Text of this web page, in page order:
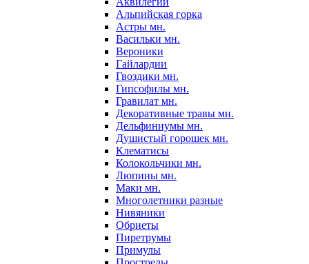
Альпийская горка
Астры мн.
Васильки мн.
Вероники
Гайлардии
Гвоздики мн.
Гипсофилы мн.
Гравилат мн.
Декоративные травы мн.
Дельфиниумы мн.
Душистый горошек мн.
Клематисы
Колокольчики мн.
Люпины мн.
Маки мн.
Многолетники разные
Нивяники
Обриеты
Пиретрумы
Примулы